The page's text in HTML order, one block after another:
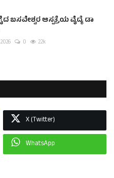
ಬಸವೇಶ್ವರ ಆಸ್ಪತ್ರೆಯ ವೈದ್ಯೆ ಡಾ
0 2.2k
X (Twitter)
WhatsApp